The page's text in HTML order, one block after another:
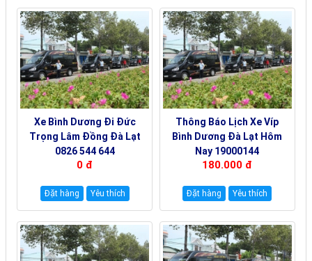
Xe Bình Dương Đi Đức
Trọng Lâm Đồng Đà Lạt
0826 544 644
0 đ
Đặt hàng Yêu thích
Thông Báo Lịch Xe Víp
Bình Dương Đà Lạt Hôm
Nay 19000144
180.000 đ
Đặt hàng Yêu thích